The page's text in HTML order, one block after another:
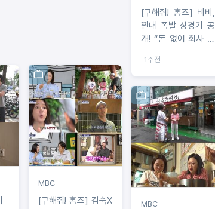
[구해줘! 홈즈] 비비,
짠내 폭발 상경기 공
개! “돈 없어 회사 남
지”
1주전
MBC
[구해줘! 홈즈] 김숙X
MBC